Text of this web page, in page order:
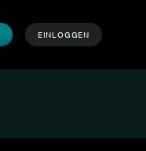
EINLOGGEN